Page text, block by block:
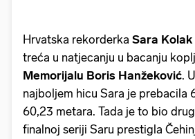
Hrvatska rekorderka Sara Kolak
treća u natjecanju u bacanju
Memorijalu Boris Hanžeković.
najboljem hicu Sara je prebacila
60,23 metara. Tada je to bio
finalnoj seriji Saru prestigla